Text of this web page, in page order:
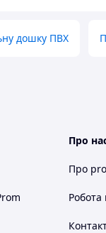
дошку ПВХ
Про
Про